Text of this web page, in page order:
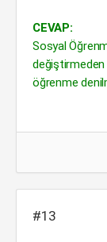
CEVAP:
Sosyal
öğrenme
#13